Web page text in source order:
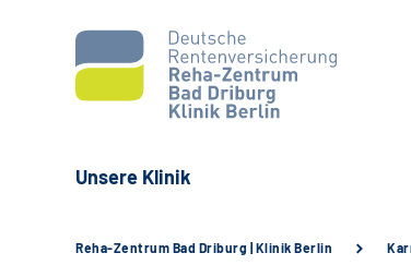
Unsere Klinik
Reha-Zentrum Bad Driburg | Klinik Berlin